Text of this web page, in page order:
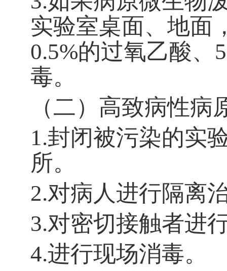
实验室桌面、地面
0.5%的过氧乙酸、
毒。
（二）高致病性
1.封闭被污染的实
所。
2.对病人进行隔离
3.对密切接触者进
4.进行现场消毒。